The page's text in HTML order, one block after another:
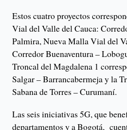
Estos cuatro proyectos
Vial del Valle del Cauca:
Palmira, Nueva Malla Vial del
Corredor Buenaventura –
Troncal del Magdalena 1
Salgar – Barrancabermeja y la
Sabana de Torres – Curumaní.
Las seis iniciativas 5G, que
departamentos y a Bogotá,